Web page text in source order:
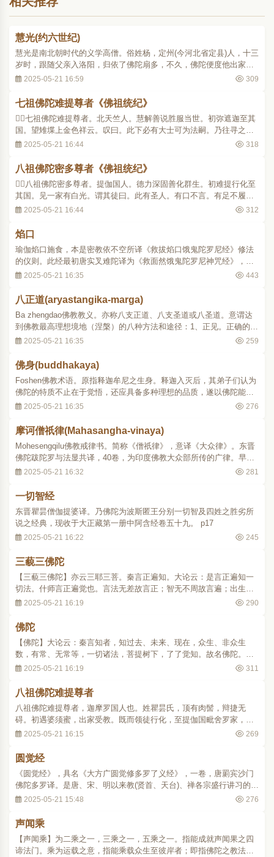
慧光(约六世纪)
慧光是南北朝时代的义学高僧。俗姓杨，定州(今河北省定县)人，十三
岁时，跟随父亲入洛阳，归依了佛陀扇多，不久，佛陀便度他出家，
常为人讲经，有圣沙弥之称。佛陀以戒律为智慧的基本，令他先听讲
言，从事著述。当时译师有菩提流支、勒那..
2025-05-21 16:59 309
七祖佛陀难提尊者《佛祖统纪》
七祖佛陀难提尊者。北天竺人。慧解善说胜服当世。初弥遮迦至其
国。望雉堞上金色祥云。叹曰。此下必有大士可为法嗣。乃往寻之。
果于阛阓中见佛陀难提。而谓之曰。我师提迦多说。世尊昔游北印度
曰。我思往劫尝献如来宝座。彼因记我。当..
2025-05-21 16:44 318
八祖佛陀密多尊者《佛祖统纪》
八祖佛陀密多尊者。提伽国人。德力深固善化群生。初难提行化至
其国。见一家有白光。谓其徒曰。此有圣人。有口不言。有足不履。
及至其舍。长者问其何来。难提即曰。来求弟子。长者曰。我有一
礼拜。行七步已口说偈曰。父母非我亲。谁是..
2025-05-21 16:44 312
焰口
瑜伽焰口施食，本是密教依不空所译《救拔焰口饿鬼陀罗尼经》修法
的仪则。此经最初唐实叉难陀译为《救面然饿鬼陀罗尼神咒经》，面
然即焰口，为一饿鬼名。经中说阿难在定中受到面然的警告而去请示
此经不空译出后，唐末即失传。宋代诸名僧取..
2025-05-21 16:35 443
八正道(aryastangika-marga)
Ba zhengdao佛教教义。亦称八支正道、八支圣道或八圣道。意谓达
到佛教最高理想境地（涅槃）的八种方法和途径：1、正见。正确的见
解，亦即坚持佛教四谛的真理；2、正思维。又称正志，即根据四谛的
语、绮语、恶口、两舌等违背佛陀教导的话；..
2025-05-21 16:35 259
佛身(buddhakaya)
Foshen佛教术语。原指释迦牟尼之生身。释迦入灭后，其弟子们认为
佛陀的特质不止在于觉悟，还应具备多种理想的品质，遂以佛陀能证
能显诸法实相之智和所显所证的法理及其所修福德等为佛身；亦有以
的意义。历史上的释迦牟尼成佛之后，同样要..
2025-05-21 16:35 276
摩诃僧祇律(Mahasangha-vinaya)
Mohesengqilu佛教戒律书。简称《僧祇律》，意译《大众律》。东晋
佛陀跋陀罗与法显共译，40卷，为印度佛教大众部所传的广律。早在
三国魏嘉平二年（250），有昙柯迦罗于洛阳白马寺译出《僧祇戒本》
升平元年（357）在洛阳译出。但这些译本..
2025-05-21 16:32 281
一切智经
东晋瞿昙僧伽提婆译。乃佛陀为波斯匿王分别一切智及四姓之胜劣所
说之经典，现收于大正藏第一册中阿含经卷五十九。 p17
2025-05-21 16:22 245
三藐三佛陀
【三藐三佛陀】亦云三耶三菩。秦言正遍知。大论云：是言正遍知一
切法。什师言正遍觉也。言法无差故言正；智无不周故言遍；出生死
梦故言觉。妙宗云：此之三号，即名三德。今就所观，义当三谛：正
谛也。故维摩云：阿难！若我广说此三句义，..
2025-05-21 16:19 290
佛陀
【佛陀】大论云：秦言知者，知过去、未来、现在，众生、非众生
数，有常、无常等，一切诸法，菩提树下，了了觉知。故名佛陀。后
汉郊祀志云：汉言觉也。觉具三义：一者自觉，悟性真常，了惑虚
满果圆。故华严云：一切诸法性，无生亦无灭，奇..
2025-05-21 16:19 311
八祖佛陀难提尊者
八祖佛陀难提尊者，迦摩罗国人也。姓瞿昙氏，顶有肉髻，辩捷无
碍。初遇婆须蜜，出家受教。既而领徒行化，至提伽国毗舍罗家，见
舍上有白光上腾，谓其徒曰：「此家有圣人，口无言说，真大乘器。
曰：「我求侍者。」长者曰：「我有一子，名伏驮..
2025-05-21 16:15 269
圆觉经
《圆觉经》，具名《大方广圆觉修多罗了义经》，一卷，唐罽宾沙门
佛陀多罗译。是唐、宋、明以来教(贤首、天台)、禅各宗盛行讲习的经
典。此经译者的生平事迹不详。据《开元释教录》卷九说：沙门佛陀
部。此经近出，不委何年；但真诠不谬，岂..
2025-05-21 15:48 276
声闻乘
【声闻乘】为二乘之一，三乘之一，五乘之一。指能成就声闻果之四
谛法门。乘为运载之意，指能乘载众生至彼岸者；即指佛陀之教法。